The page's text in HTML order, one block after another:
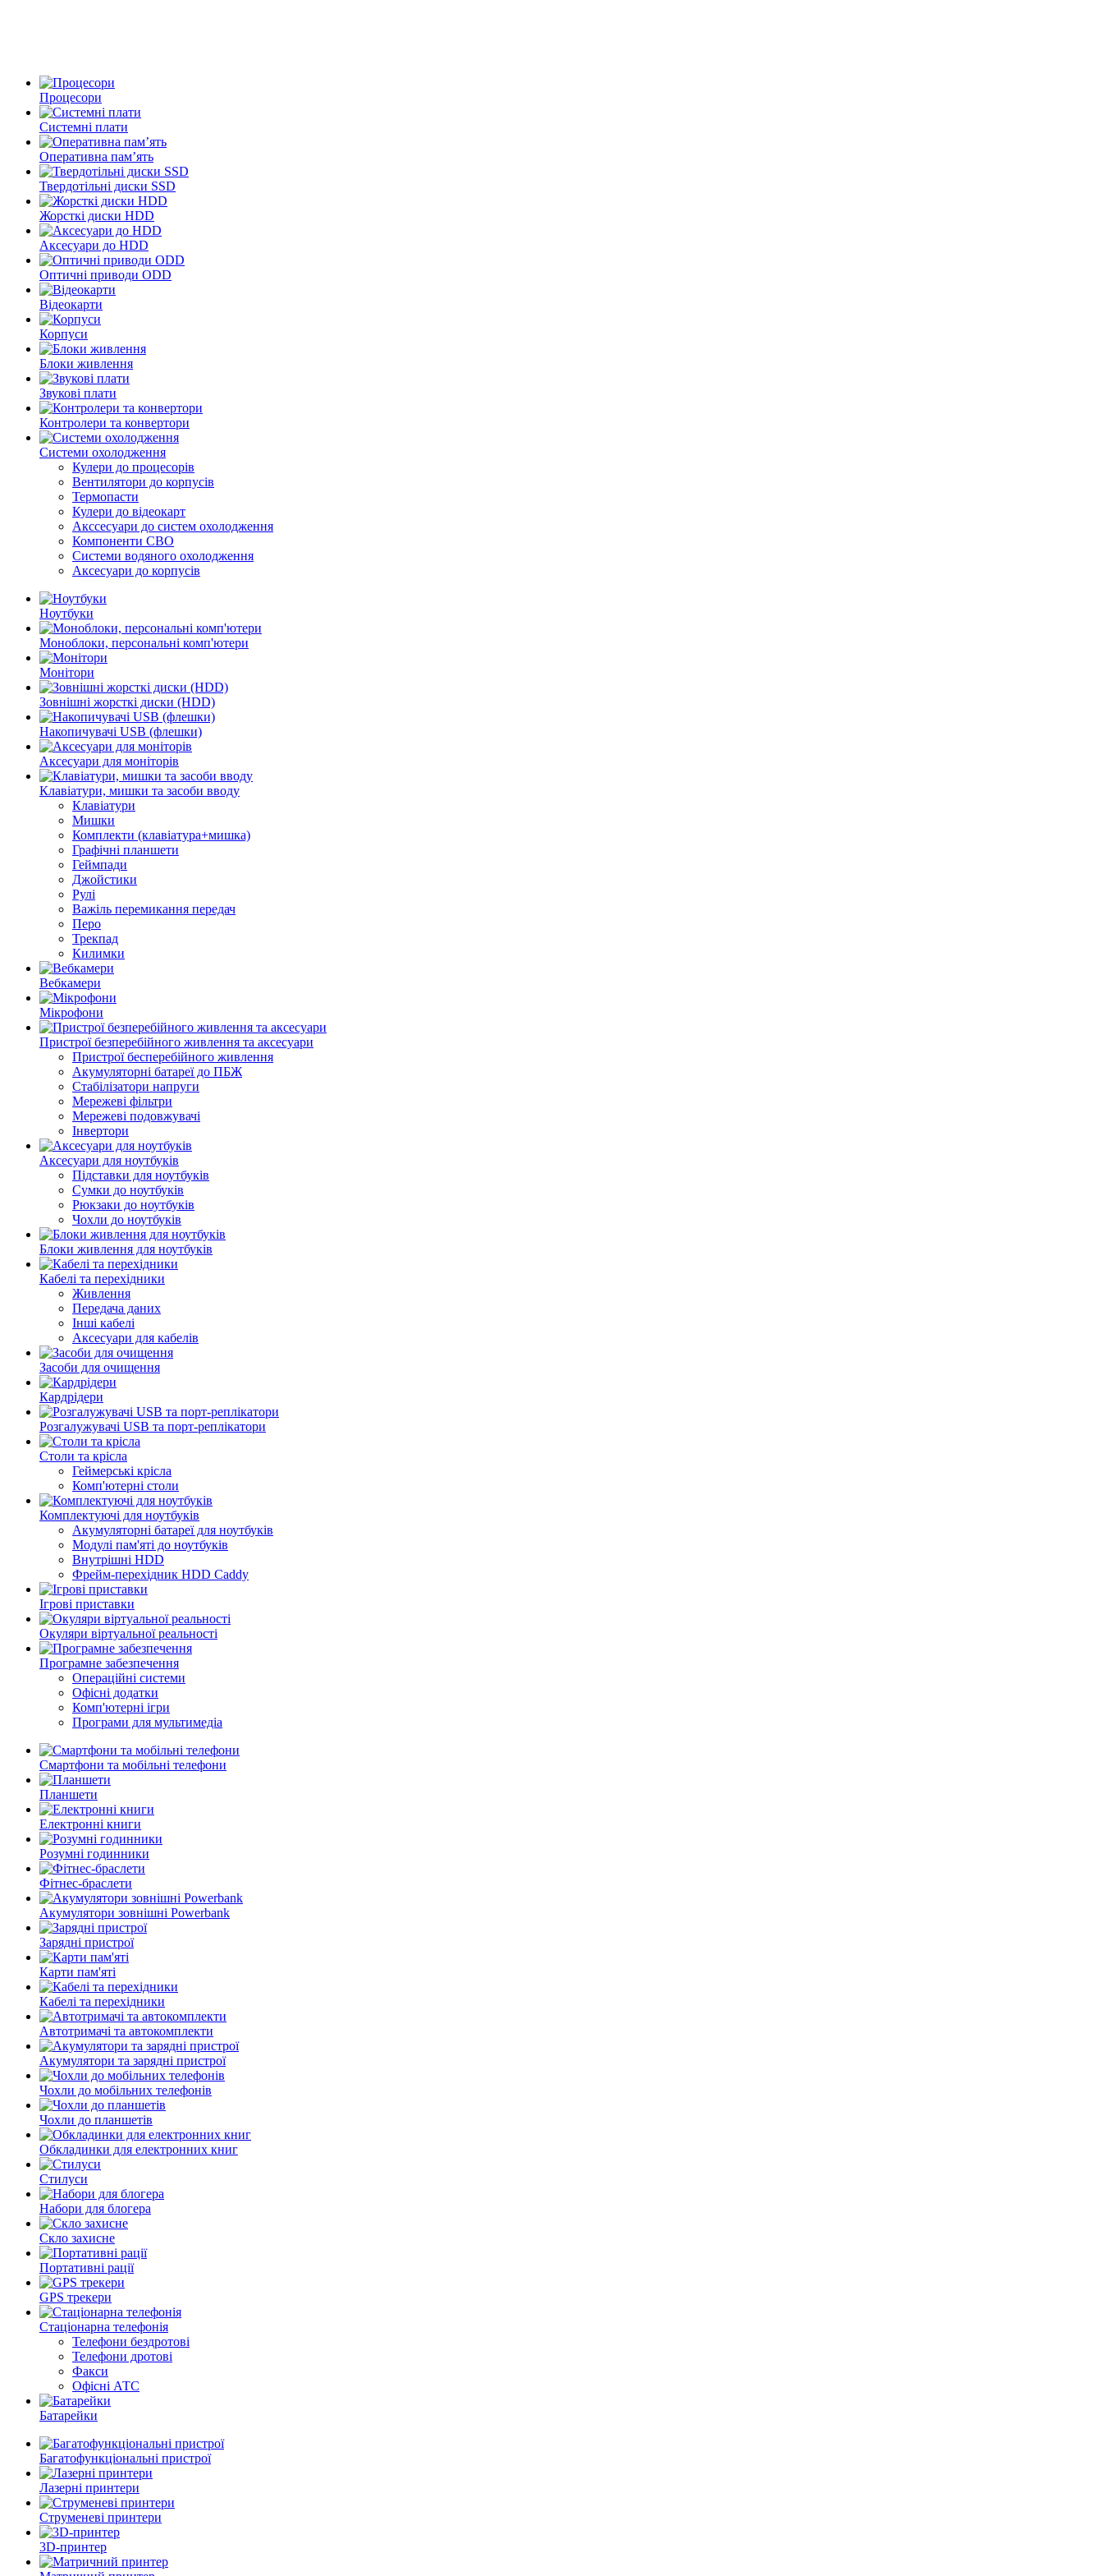
Процесори
Системні плати
Оперативна пам’ять
Твердотільні диски SSD
Жорсткі диски HDD
Аксесуари до HDD
Оптичні приводи ODD
Відеокарти
Корпуси
Блоки живлення
Звукові плати
Контролери та конвертори
Системи охолодження
Кулери до процесорів
Вентилятори до корпусів
Термопасти
Кулери до відеокарт
Акссесуари до систем охолодження
Компоненти СВО
Системи водяного охолодження
Аксесуари до корпусів
Ноутбуки
Моноблоки, персональні комп'ютери
Монітори
Зовнішні жорсткі диски (HDD)
Накопичувачі USB (флешки)
Аксесуари для моніторів
Клавіатури, мишки та засоби вводу
Клавіатури
Мишки
Комплекти (клавіатура+мишка)
Графічні планшети
Геймпади
Джойстики
Рулі
Важіль перемикання передач
Перо
Трекпад
Килимки
Вебкамери
Мікрофони
Пристрої безперебійного живлення та аксесуари
Пристрої бесперебійного живлення
Акумуляторні батареї до ПБЖ
Стабілізатори напруги
Мережеві фільтри
Мережеві подовжувачі
Інвертори
Аксесуари для ноутбуків
Підставки для ноутбуків
Сумки до ноутбуків
Рюкзаки до ноутбуків
Чохли до ноутбуків
Блоки живлення для ноутбуків
Кабелі та перехідники
Живлення
Передача даних
Інші кабелі
Аксесуари для кабелів
Засоби для очищення
Кардрідери
Розгалужувачі USB та порт-реплікатори
Столи та крісла
Геймерські крісла
Комп'ютерні столи
Комплектуючі для ноутбуків
Акумуляторні батареї для ноутбуків
Модулі пам'яті до ноутбуків
Внутрішні HDD
Фрейм-перехідник HDD Caddy
Ігрові приставки
Окуляри віртуальної реальності
Програмне забезпечення
Операційні системи
Офісні додатки
Комп'ютерні ігри
Програми для мультимедіа
Смартфони та мобільні телефони
Планшети
Електронні книги
Розумні годинники
Фітнес-браслети
Акумулятори зовнішні Powerbank
Зарядні пристрої
Карти пам'яті
Кабелі та перехідники
Автотримачі та автокомплекти
Акумулятори та зарядні пристрої
Чохли до мобільних телефонів
Чохли до планшетів
Обкладинки для електронних книг
Стилуси
Набори для блогера
Скло захисне
Портативні рації
GPS трекери
Стаціонарна телефонія
Телефони бездротові
Телефони дротові
Факси
Офісні АТС
Батарейки
Багатофункціональні пристрої
Лазерні принтери
Струменеві принтери
3D-принтер